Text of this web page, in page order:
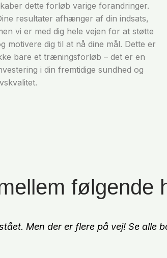
dette forløb varige forandringer.
resultater afhænger af din indsats,
vi er med dig hele vejen for at støtte
motivere dig til at nå dine mål. Dette er
bare et træningsforløb – det er en
i din fremtidige sundhed og
følgende
Men der er flere på vej! Se alle